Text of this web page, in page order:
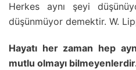
Herkes aynı şeyi
düşünmüyor demektir. W.
Hayatı her zaman hep
mutlu olmayı